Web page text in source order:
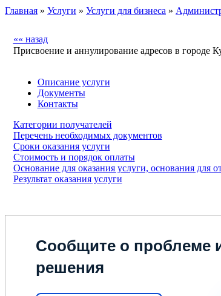
Главная » Услуги » Услуги для бизнеса »
«« назад
Присвоение и аннулирование адресов в городе
Описание услуги
Документы
Контакты
Категории получателей
Перечень необходимых документов
Сроки оказания услуги
Стоимость и порядок оплаты
Основание для оказания услуги, основания для
Результат оказания услуги
Сообщите о проблеме
решения